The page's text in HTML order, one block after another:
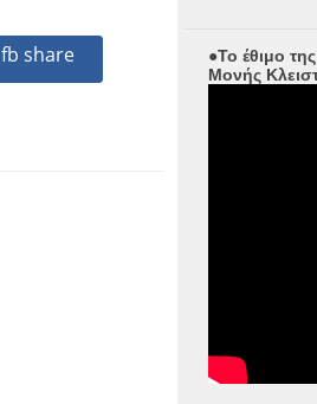
fb share
●Το έθιμο
Μονής